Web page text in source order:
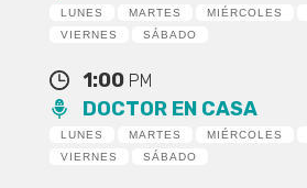
LUNES MARTES MIÉRCOLES
VIERNES
SÁBADO
1:00 PM
DOCTOR EN CASA
LUNES MARTES MIÉRCOLES
VIERNES
SÁBADO